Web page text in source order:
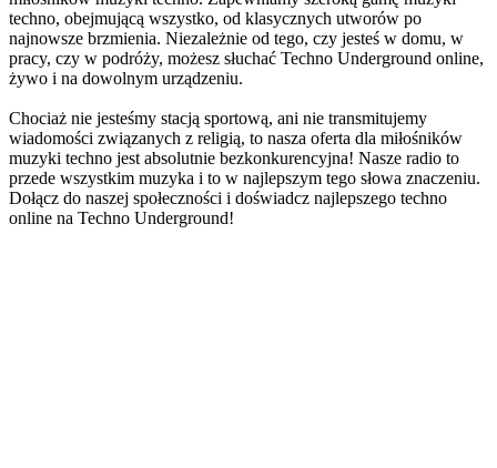
techno, obejmującą wszystko, od klasycznych utworów po
najnowsze brzmienia. Niezależnie od tego, czy jesteś w domu, w
pracy, czy w podróży, możesz słuchać Techno Underground online,
żywo i na dowolnym urządzeniu.
Chociaż nie jesteśmy stacją sportową, ani nie transmitujemy
wiadomości związanych z religią, to nasza oferta dla miłośników
muzyki techno jest absolutnie bezkonkurencyjna! Nasze radio to
przede wszystkim muzyka i to w najlepszym tego słowa znaczeniu.
Dołącz do naszej społeczności i doświadcz najlepszego techno
online na Techno Underground!